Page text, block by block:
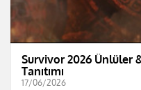
Survivor 2026 Ünlüler
Tanıtımı
17/06/2026